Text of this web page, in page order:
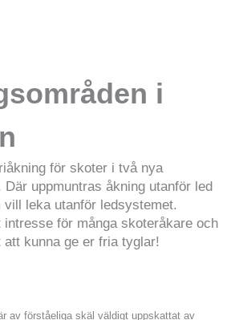
i
för skoter i två nya
uppmuntras åkning utanför led
leka utanför ledsystemet.
för många skoteråkare och
kunna ge er fria tyglar!
av förståeliga skäl väldigt uppskattat av